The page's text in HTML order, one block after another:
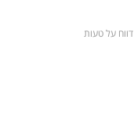
דווח על טעות